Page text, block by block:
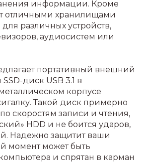
информации. Кроме
отличными хранилищами
различных устройств,
аудиосистем или
портативный внешний
диск USB 3.1 в
корпусе
Такой диск примерно
скоростям записи и чтения,
HDD и не боится ударов,
Надежно защитит ваши
момент может быть
и спрятан в карман